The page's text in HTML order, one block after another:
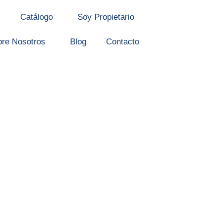
Catálogo Soy Propietario
Nosotros Blog Contacto